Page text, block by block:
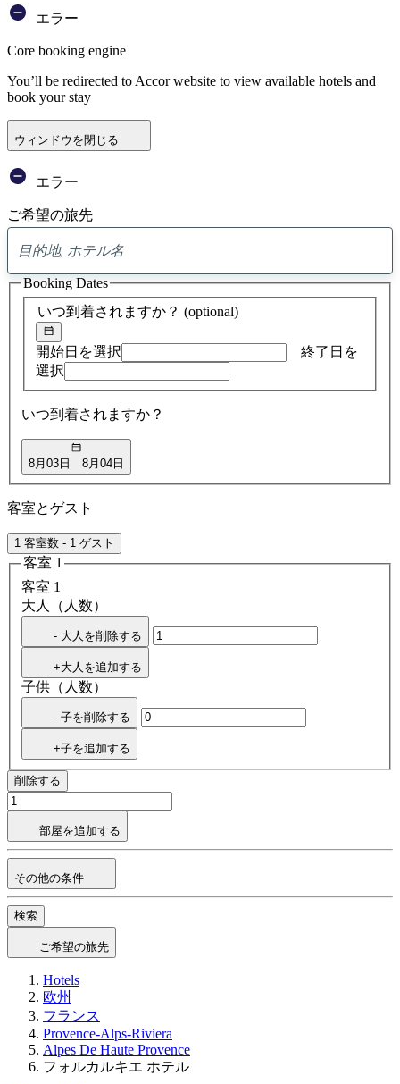
エラー
Core booking engine
You’ll be redirected to Accor website to view available hotels and
book your stay
ウィンドウを閉じる
エラー
ご希望の旅先
ア
ド
バ
イ
検
索
いつ到着されますか？ (optional)
開始日を選択
終了日を
選択
いつ到着されますか？
8月03日 8月04日
Booking Dates
客室とゲスト
1 客室数 - 1 ゲスト
客室 1
客室 1
大人（人数）
- 大人を削除する
+大人を追加する
子供（人数）
- 子を削除する
+子を追加する
削除する
部屋を追加する
その他の条件
検索
ご希望の旅先
Hotels
欧州
フランス
Provence-Alps-Riviera
Alpes De Haute Provence
フォルカルキエ ホテル